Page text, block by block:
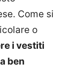
Come si
o
i vestiti
ben